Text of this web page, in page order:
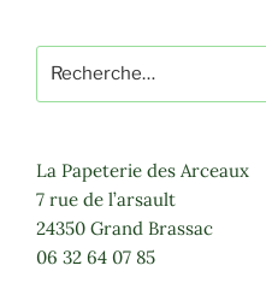
pour
La Papeterie des Arceaux
7 rue de l’arsault
24350 Grand Brassac
06 32 64 07 85